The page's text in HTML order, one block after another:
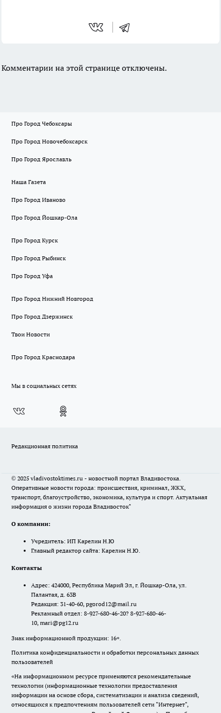
Комментарии на этой странице отключены.
Про Город Чебоксары
Про Город Новочебоксарск
Про Город Ярославль
Наша Газета
Про Город Иваново
Про Город Йошкар-Ола
Про Город Курск
Про Город Рыбинск
Про Город Уфа
Про Город Нижний Новгород
Про Город Дзержинск
Твои Новости
Про Город Краснодара
Мы в социальных сетях
Редакционная политика
© 2025 vladivostoktimes.ru - новостной портал Владивостока.
Оперативные новости города: происшествия, криминал, ЖКХ,
транспорт, благоустройство, экономика, культура и спорт. Актуальная
информация о жизни города Владивосток"
О компании:
Учредитель: ИП Карелин Н.Ю
Главный редактор сайта: Карелин Н.Ю.
Контакты
Адрес: 424000, Республика Марий Эл, г. Йошкар-Ола, ул.
Палантая, д. 63В
Редакция: 31-40-60, pgorod12@mail.ru
Рекламный отдел: 8-927-680-46-20? 8-927-680-46-
10, mari@pg12.ru
Знак информационной продукции: 16+.
Политика конфиденциальности и обработки персональных данных
пользователей
«На информационном ресурсе применяются рекомендательные
технологии (информационные технологии предоставления
информации на основе сбора, систематизации и анализа сведений,
относящихся к предпочтениям пользователей сети "Интернет",